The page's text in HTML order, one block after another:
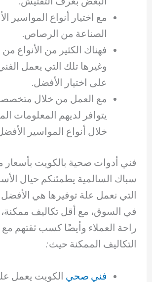
مع اختيار أنواع المواسير
الصناعة من الرصاص.
فهناك الكثير من الأنواع من
وغيرها تلك التي يعمل
على اختيار الأفضل.
مع العمل من خلال
يتوافر لديهم المعلومات
خلال أنواع المواسير
فني أدوات صحية بالكويت بأسعار
سباك السالمية يطمئنكم حيال
التي نعمل علة توفيرها هي
في السوق، مع أقل تكاليف ممكنة،
راحة العملاء وأيضًا كسب ثقتهم
التكاليف الممكنة حيث:
فني صحي الكويت يعمل